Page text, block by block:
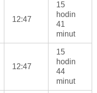
12:47
15
hodin
41
minut
12:47
15
hodin
44
minut